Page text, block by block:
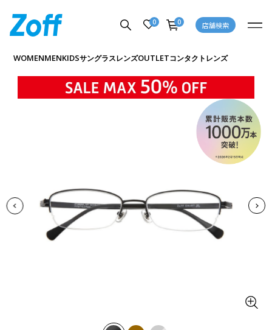
0 0 店舗検索
WOMENMENKIDSサングラスレンズOUTLETコンタクトレンズ
商品詳細ページへ